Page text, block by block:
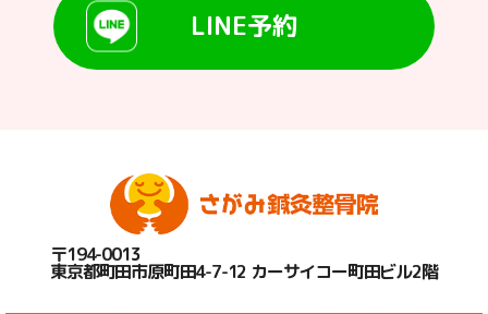
LINE予約
〒194-0013
東京都町田市原町田4-7-12 カーサイコー町田ビル2階